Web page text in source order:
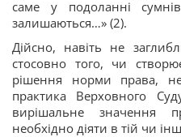
саме у подоланні
залишаються…» (2).
Дійсно, навіть не
стосовно того, чи
рішення норми права,
практика Верховного
вирішальне значення
необхідно діяти в тій чи